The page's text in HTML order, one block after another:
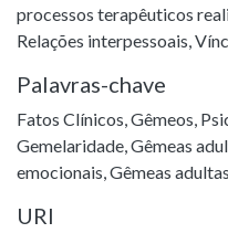
processos terapêuticos
Relações interpessoais,
Palavras-chave
Fatos Clínicos,Gêmeos,
Gemelaridade,Gêmeas
emocionais,Gêmeas
URI